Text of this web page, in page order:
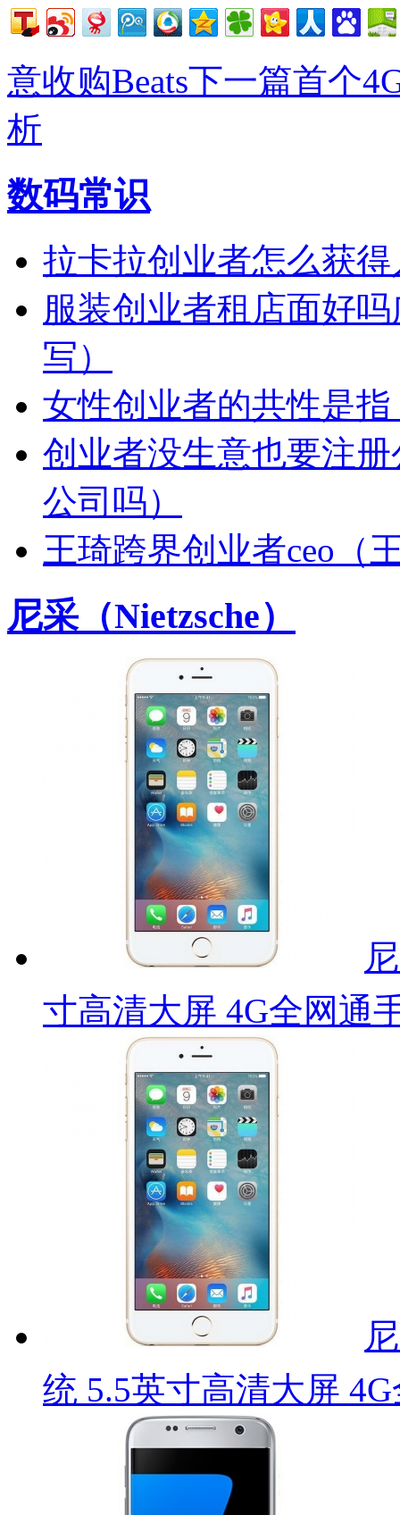
意收购Beats下一篇首个
析
数码常识
拉卡拉创业者怎么获
服装创业者租店面好
写）
女性创业者的共性是
创业者没生意也要注
公司吗）
王琦跨界创业者ceo（
尼采（Nietzsche）
寸高清大屏 4G全网通
统 5.5英寸高清大屏